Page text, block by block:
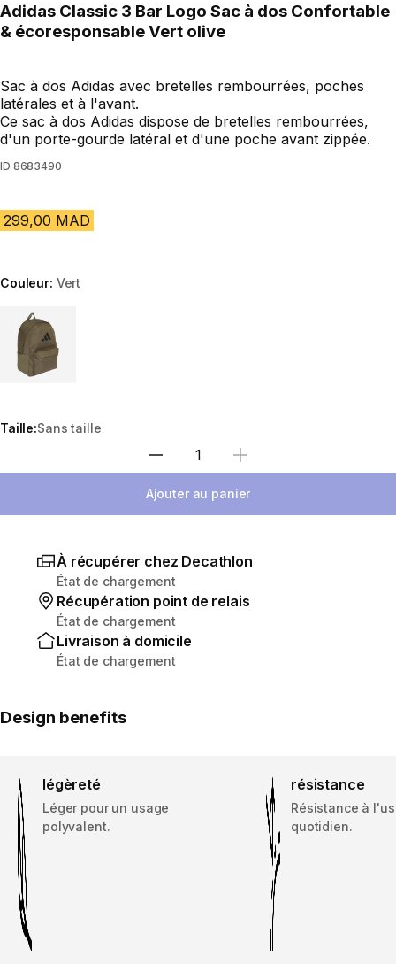
adidas Classic 3 Bar Logo Sac à dos Confortable
& écoresponsable Vert olive
Sac à dos Adidas avec bretelles rembourrées, poches
latérales et à l'avant.
Ce sac à dos Adidas dispose de bretelles rembourrées,
d'un porte-gourde latéral et d'une poche avant zippée.
ID 8683490
299,00 MAD
Couleur: Vert
Choose a variant
Taille:Sans taille
Sélectionnez la quantité
Ajouter au panier
À récupérer chez Decathlon
État de chargement
Récupération point de relais
État de chargement
Livraison à domicile
État de chargement
Design benefits
légèreté
Léger pour un usage
polyvalent.
résistance
Résistance à
quotidien.